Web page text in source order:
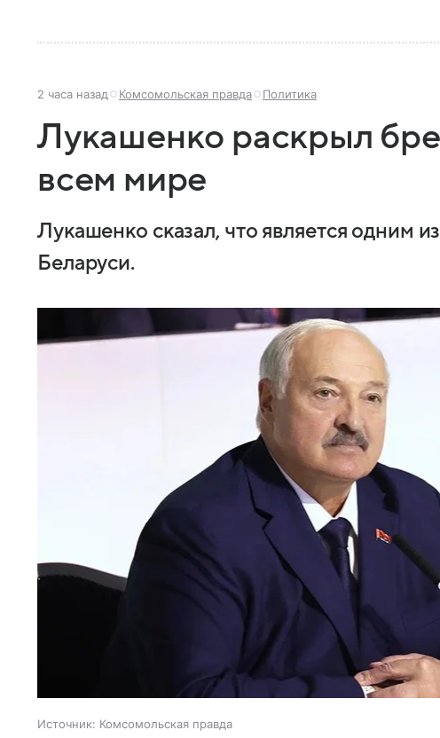
2 часа назад Комсомольская правда Политика
Лукашенко раскрыл
всем мире
Лукашенко сказал, что является одним
Беларуси.
Источник: Комсомольская правда